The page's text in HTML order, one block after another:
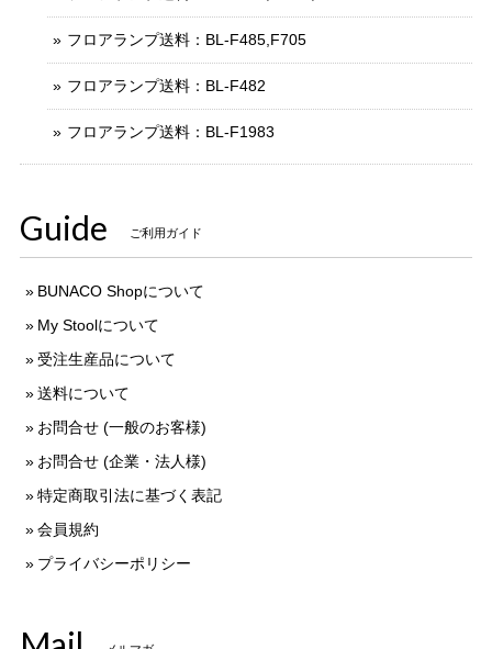
フロアランプ送料：BL-F485,F705
フロアランプ送料：BL-F482
フロアランプ送料：BL-F1983
Guide ご利用ガイド
BUNACO Shopについて
My Stoolについて
受注生産品について
送料について
お問合せ (一般のお客様)
お問合せ (企業・法人様)
特定商取引法に基づく表記
会員規約
プライバシーポリシー